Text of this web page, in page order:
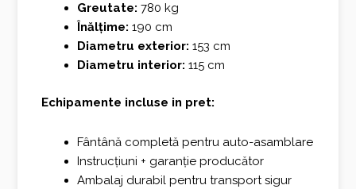
Greutate: 780 kg
Înălțime: 190 cm
Diametru exterior: 153 cm
Diametru interior: 115 cm
Echipamente incluse in pret:
Fântână completă pentru auto-asamblare
Instrucțiuni + garanție producător
Ambalaj durabil pentru transport sigur